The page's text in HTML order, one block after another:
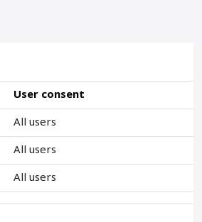
User consent
All users
All users
All users